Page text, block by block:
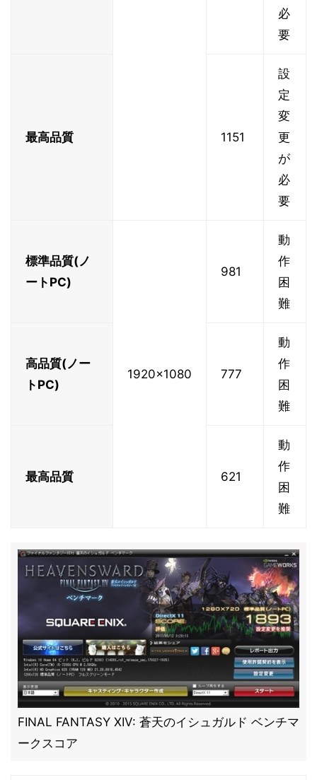
必
要
最高品質 1151
設
定
変
更
が
必
要
標準品質(ノ
ートPC)
1920x1080
981
動
作
困
難
高品質(ノー
トPC)
777
動
作
困
難
最高品質 621
動
作
困
難
FINAL FANTASY XIV: 蒼天のイシュガルド ベンチマ
ークスコア